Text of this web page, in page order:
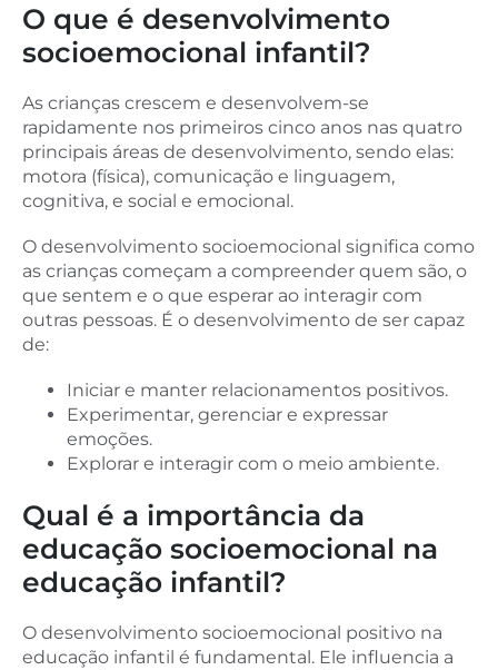
O que é desenvolvimento
socioemocional infantil?
As crianças crescem e desenvolvem-se
rapidamente nos primeiros cinco anos nas quatro
principais áreas de desenvolvimento, sendo elas:
motora (física), comunicação e linguagem,
cognitiva, e social e emocional.
O desenvolvimento socioemocional significa como
as crianças começam a compreender quem são, o
que sentem e o que esperar ao interagir com
outras pessoas. É o desenvolvimento de ser capaz
de:
Iniciar e manter relacionamentos positivos.
Experimentar, gerenciar e expressar
emoções.
Explorar e interagir com o meio ambiente.
Qual é a importância da
educação socioemocional na
educação infantil?
O desenvolvimento socioemocional positivo na
educação infantil é fundamental. Ele influencia a